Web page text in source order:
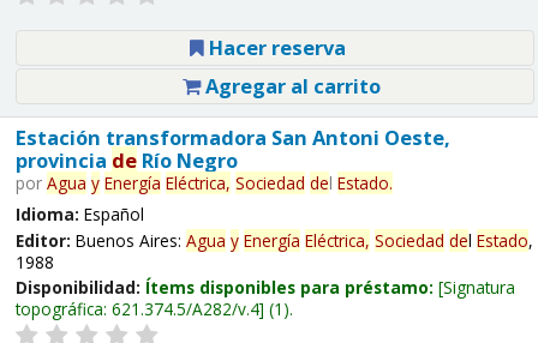
Hacer reserva
Agregar al carrito
Estación transformadora San Antoni Oeste,
provincia deRío Negro
por Agua y Energía Eléctrica, Sociedad del Estado.
Idioma: Español
Editor: Buenos Aires: Agua y Energía Eléctrica, Sociedad del Estado,
1988
Disponibilidad: Ítems disponibles para préstamo: Signatura
topográfica: 621.374.5/A282/v.4 (1).